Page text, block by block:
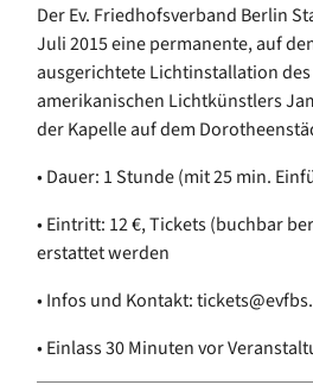
Der Ev. Friedhofsverband Berlin
Juli 2015 eine permanente, auf
ausgerichtete Lichtinstallation
amerikanischen Lichtkünstlers
der Kapelle auf dem
• Dauer: 1 Stunde (mit 25 min.
• Eintritt: 12 €, Tickets (buchbar
erstattet werden
• Infos und Kontakt:
• Einlass 30 Minuten vor